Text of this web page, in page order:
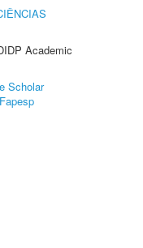
Academic
Scholar
Fapesp